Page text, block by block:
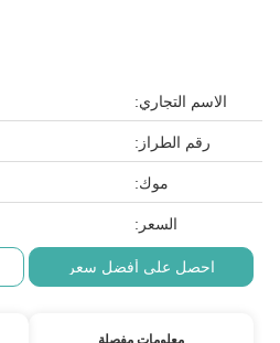
الاسم التجاري:
رقم الطراز:
موك:
السعر:
احصل على أفضل سعر
معلومات مفصلة